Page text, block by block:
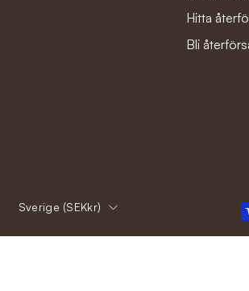
Hitta
Bli
Land
Sverige (SEKkr)